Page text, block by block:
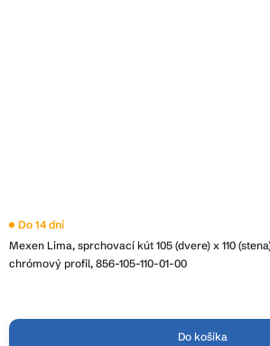
Mexen Lima, sprchovací kút 105 (dvere) x 110
chrómový profil, 856-105-110-01-00
Do 14 dní
Do košíka